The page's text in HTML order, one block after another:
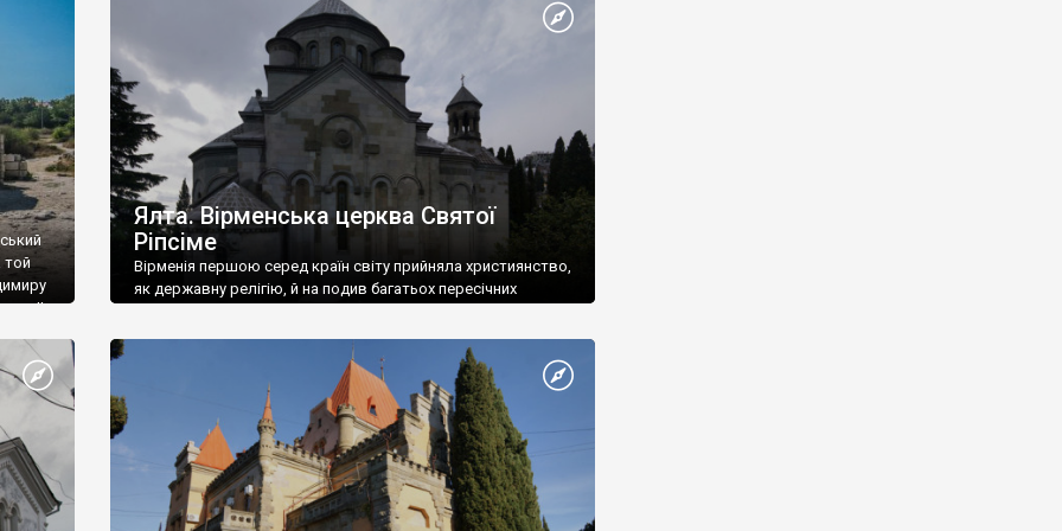
називаються «повстяками» (postaki)…” “Вино. Крим
виробляє відмінне вино і його вдосталь: воно все дуже
легке біле і дуже […]
той
ІІ,
Ялта. Вірменська церква Святої
Ріпсіме
Вірменія першою серед країн світу прийняла християнство,
як державну релігію, й на подив багатьох пересічних